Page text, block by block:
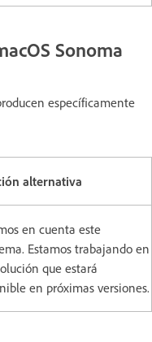
Sonoma
específicamente
alternativa
en cuenta este
Estamos trabajando en
que estará
en próximas versiones.